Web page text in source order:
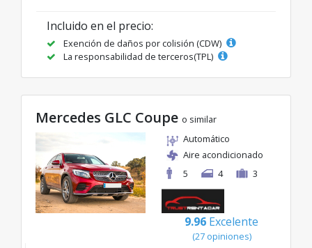
Incluido en el precio:
Exención de daños por colisión (CDW)
La responsabilidad de terceros(TPL)
Mercedes GLC Coupe o similar
Automático
Aire acondicionado
5
4 3
9.96 Excelente
(27 opiniones)